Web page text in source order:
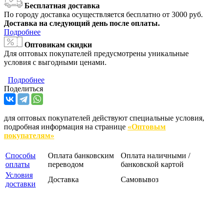
Бесплатная доставка
По городу доставка осуществляется бесплатно от 3000 руб.
Доставка на следующий день после оплаты.
Подробнее
Оптовикам скидки
Для оптовых покупателей предусмотрены уникальные
условия с выгодными ценами.
Подробнее
Поделиться
для оптовых покупателей действуют специальные условия,
подробная информация на странице «Оптовым
покупателям»
Способы
оплаты
Оплата банковским
переводом
Оплата наличными /
банковской картой
Условия
доставки
Доставка Самовывоз